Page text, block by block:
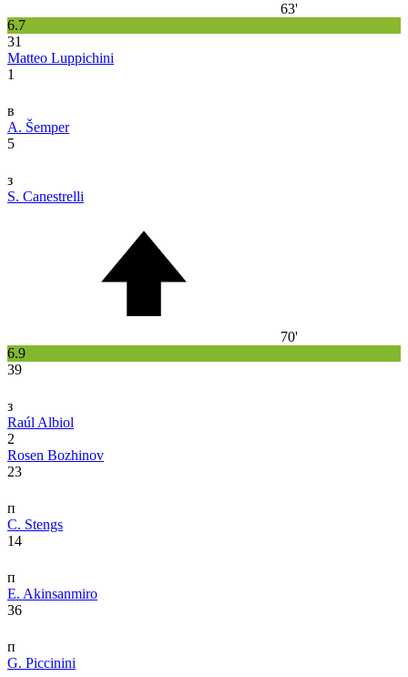
63'
6.7
31
Matteo Luppichini
1
в
A. Šemper
5
з
S. Canestrelli
70'
6.9
39
з
Raúl Albiol
2
Rosen Bozhinov
23
п
C. Stengs
14
п
E. Akinsanmiro
36
п
G. Piccinini